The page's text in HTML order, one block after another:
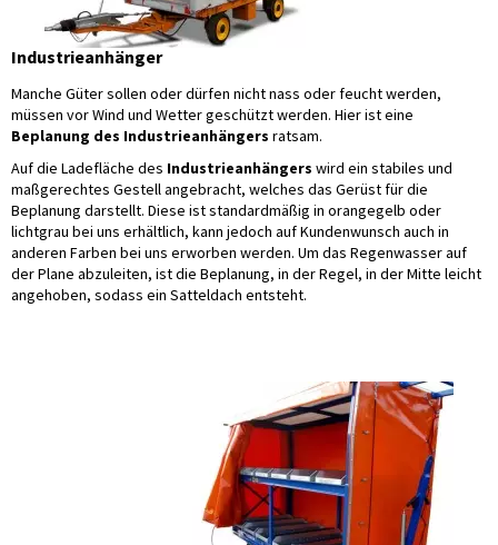
Industrieanhänger
Manche Güter sollen oder dürfen nicht nass oder feucht werden,
müssen vor Wind und Wetter geschützt werden. Hier ist eine
Beplanung des Industrieanhängers ratsam.
Auf die Ladefläche des Industrieanhängers wird ein stabiles und
maßgerechtes Gestell angebracht, welches das Gerüst für die
Beplanung darstellt. Diese ist standardmäßig in orangegelb oder
lichtgrau bei uns erhältlich, kann jedoch auf Kundenwunsch auch in
anderen Farben bei uns erworben werden. Um das Regenwasser auf
der Plane abzuleiten, ist die Beplanung, in der Regel, in der Mitte leicht
angehoben, sodass ein Satteldach entsteht.